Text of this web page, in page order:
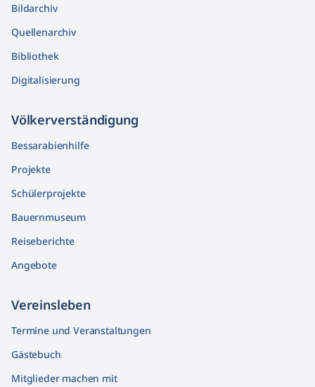
Bildarchiv
Quellenarchiv
Bibliothek
Digitalisierung
Völkerver­ständigung
Bessarabienhilfe
Projekte
Schülerprojekte
Bauernmuseum
Reiseberichte
Angebote
Vereinsleben
Termine und Veranstaltungen
Gästebuch
Mitglieder machen mit